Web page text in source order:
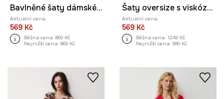
Bavlněné šaty dámské mini, se vzorem bílá barva
Aktuální cena:
569 Kč
Běžná cena: 869 Kč
Nejnižší cena: 869 Kč
Šaty oversize s viskózou s krajkovými vsadkami
Aktuální cena:
569 Kč
Běžná cena: 1249 Kč
Nejnižší cena: 689 Kč